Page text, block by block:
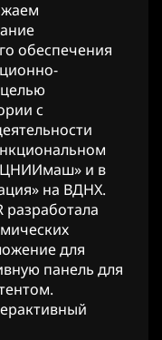
и в
на ВДНХ.
разработала
панель для